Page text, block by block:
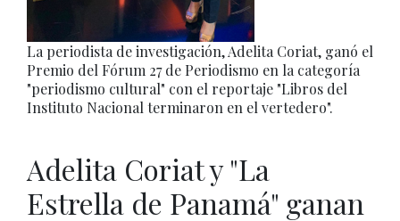
La periodista de investigación, Adelita Coriat, ganó el
Premio del Fórum 27 de Periodismo en la categoría
"periodismo cultural" con el reportaje "Libros del
Instituto Nacional terminaron en el vertedero".
Adelita Coriat y "La
Estrella de Panamá" ganan